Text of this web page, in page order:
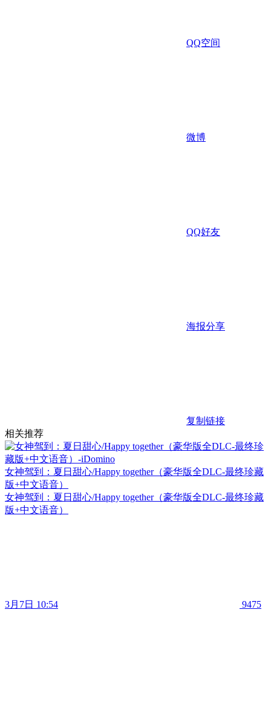
QQ空间
微博
QQ好友
海报分享
复制链接
相关推荐
女神驾到：夏日甜心/Happy together（豪华版全DLC-最终珍藏
版+中文语音）
女神驾到：夏日甜心/Happy together（豪华版全DLC-最终珍藏
版+中文语音）
3月7日 10:54 9475